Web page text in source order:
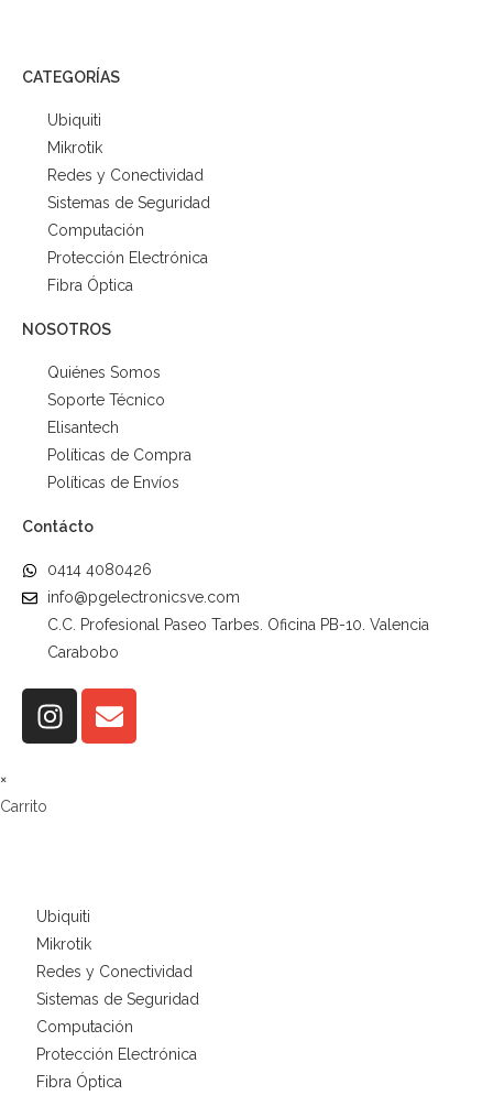
CATEGORÍAS
Ubiquiti
Mikrotik
Redes y Conectividad
Sistemas de Seguridad
Computación
Protección Electrónica
Fibra Óptica
NOSOTROS
Quiénes Somos
Soporte Técnico
Elisantech
Políticas de Compra
Políticas de Envíos
Contácto
0414 4080426
info@pgelectronicsve.com
C.C. Profesional Paseo Tarbes. Oficina PB-10. Valencia
Carabobo
×
Carrito
Ubiquiti
Mikrotik
Redes y Conectividad
Sistemas de Seguridad
Computación
Protección Electrónica
Fibra Óptica